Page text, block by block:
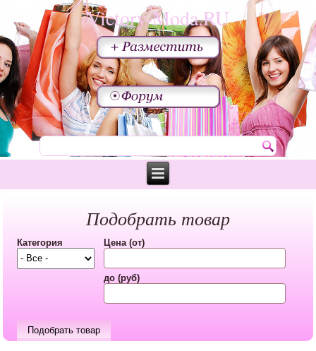
Victory-Moda.RU
Подобрать товар
Категория Цена (от)
до (руб)